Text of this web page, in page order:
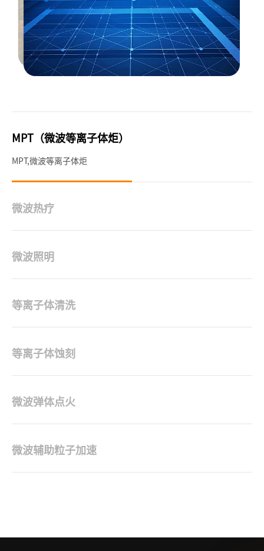
MPT（微波等离子体炬）
MPT,微波等离子体炬
微波热疗
微波照明
等离子体清洗
等离子体蚀刻
微波弹体点火
微波辅助粒子加速